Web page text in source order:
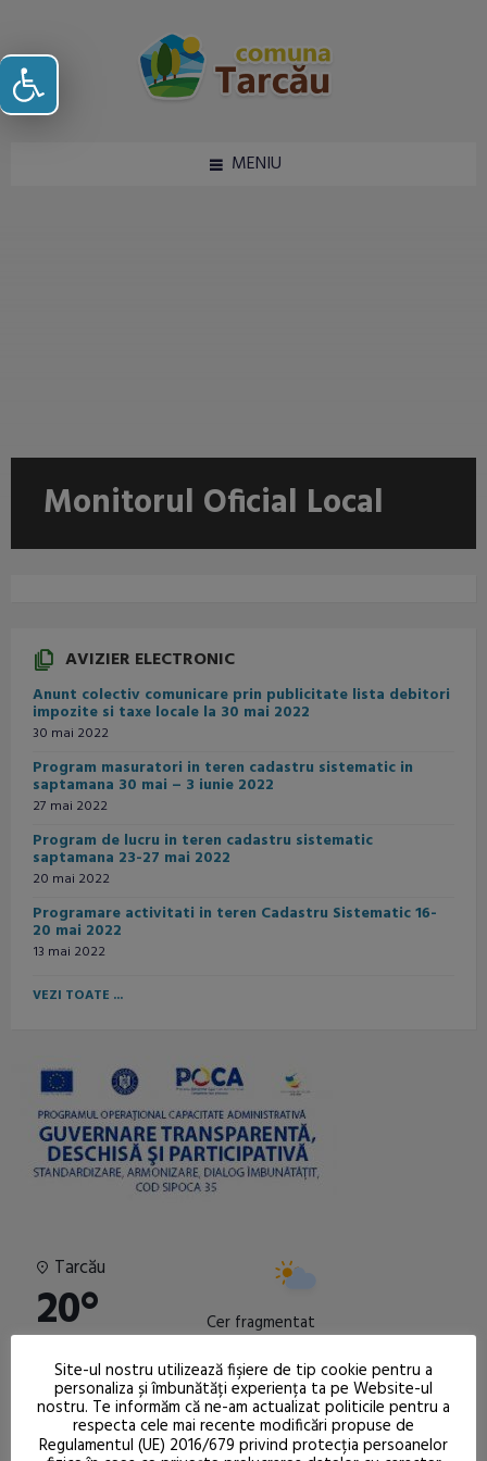
Deschide bara de unelte
MENIU
Monitorul Oficial Local
AVIZIER ELECTRONIC
Anunt colectiv comunicare prin publicitate lista debitori
impozite si taxe locale la 30 mai 2022
30 mai 2022
Program masuratori in teren cadastru sistematic in
saptamana 30 mai – 3 iunie 2022
27 mai 2022
Program de lucru in teren cadastru sistematic
saptamana 23-27 mai 2022
20 mai 2022
Programare activitati in teren Cadastru Sistematic 16-
20 mai 2022
13 mai 2022
VEZI TOATE ...
Tarcău
20° Cer fragmentat
6.5 km/h
1022 mb
%
ACUM
20°
09:00
20°
12:00
23°
15:00
24°
18:00
18°
21:00
14°
Site-ul nostru utilizează fişiere de tip cookie pentru a
personaliza și îmbunătăți experiența ta pe Website-ul
nostru. Te informăm că ne-am actualizat politicile pentru a
respecta cele mai recente modificări propuse de
Regulamentul (UE) 2016/679 privind protecția persoanelor